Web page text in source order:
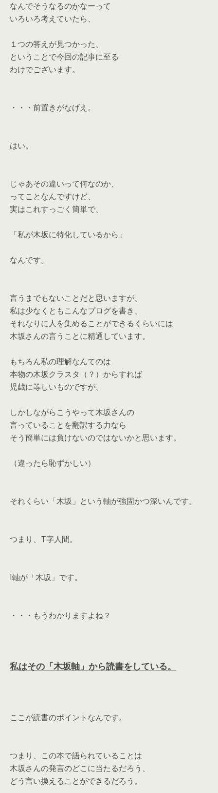
なんでそうなるのかなーって
いろいろ考えていたら、
１つの答えが見つかった、
ということで今回の記事に至る
わけでございます。
・・・前置きがなげえ。
はい。
じゃあその違いって何なのか、
ってことなんですけど、
実はこれすっごく簡単で、
「私が木坂に特化しているから」
なんです。
言うまでもないことだと思いますが、
私は少なくともこんなブログを書き、
それなりに人を集めることができるくらいには
木坂さんの言うことに精通しています。
もちろん私の理解なんてのは
本物の木坂クラスタ（？）からすれば
児戯に等しいものですが、
しかしながらこうやって木坂さんの
言っていることを翻訳する力なら
そう簡単には負けないのではないかと思います。
（違ったら恥ずかしい）
それくらい「木坂」という軸が強固かつ深いんです。
つまり、T字人間。
I軸が「木坂」です。
・・・もうわかりますよね？
私はその「木坂軸」から読書をしている。
ここが読書のポイントなんです。
つまり、この本で語られていることは
木坂さんの発言のどこに当たるだろう、
どう言い換えることができるだろう。